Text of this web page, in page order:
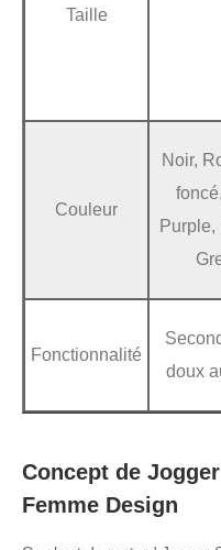
Taille
Couleur
Noir,
Fonctionnalité
doux
Concept de
Femme Design